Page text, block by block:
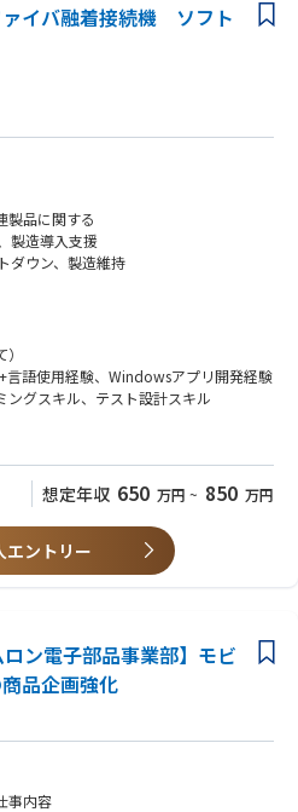
400V等）の回路設計
）、真空ポンプ、冷却水温調機器、ヒ
る回路設計
・DC24V制御回路の設計、CADによる
体の図面作成）
MFC等）、各種電源、センサー類、PL
フティリレー、安全PLC等を用いた二
、他）による自動運転シーケンスを
用いたPLC間ソケット通信、データ入
発
たソースコードおよび設計データのバ
マーキング（低電圧指令/EMC指令/機
等）
モニタツールを用いたハード/ソフト
Studio、KV Studio、Github、AutoCAD
のない方（顧客との会話、メール対
ーションが取れ、チームで協働できる
イバ融着接続機 ソフト
製品に関する
製造導入支援
ダウン、製造維持
れるソフトの設計・開発を主に行う。
のWindows用ソフト、スマホ用アプリ等
。
splicer/product/index_man.html#cat
国への訪問の機会や人との交流の機会を
に業務を行って、光ファイバ融着接続
。その後、知識を駆使して新製品開発に
グループのリーダーとなって組織をけ
言語使用経験、Windowsアプリ開発経験
ングスキル、テスト設計スキル
経験
トワーク知識 AI活用スキル
想定年収 650 万円 ~ 850 万円
エントリー
ン電子部品事業部】モビ
品企画強化
事内容